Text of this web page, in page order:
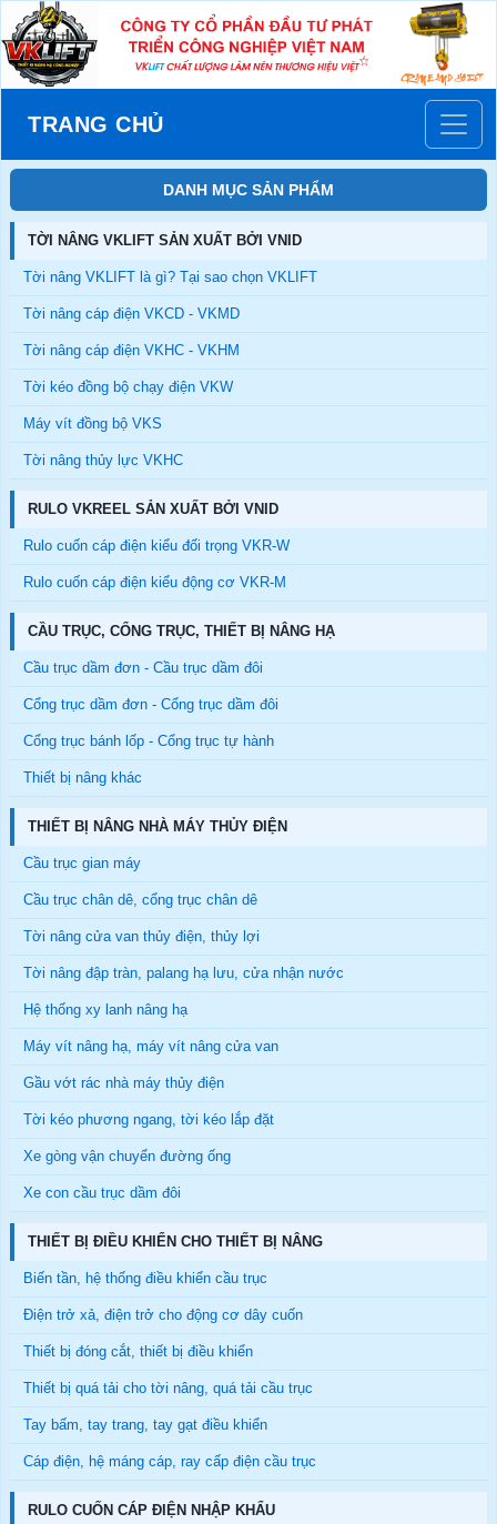
TRANG CHỦ
DANH MỤC SẢN PHẨM
TỜI NÂNG VKLIFT SẢN XUẤT BỞI VNID
Tời nâng VKLIFT là gì? Tại sao chọn VKLIFT
Tời nâng cáp điện VKCD - VKMD
Tời nâng cáp điện VKHC - VKHM
Tời kéo đồng bộ chạy điện VKW
Máy vít đồng bộ VKS
Tời nâng thủy lực VKHC
RULO VKREEL SẢN XUẤT BỞI VNID
Rulo cuốn cáp điện kiểu đối trọng VKR-W
Rulo cuốn cáp điện kiểu động cơ VKR-M
CẦU TRỤC, CỔNG TRỤC, THIẾT BỊ NÂNG HẠ
Cầu trục dầm đơn - Cầu trục dầm đôi
Cổng trục dầm đơn - Cổng trục dầm đôi
Cổng trục bánh lốp - Cổng trục tự hành
Thiết bị nâng khác
THIẾT BỊ NÂNG NHÀ MÁY THỦY ĐIỆN
Cầu trục gian máy
Cầu trục chân dê, cổng trục chân dê
Tời nâng cửa van thủy điện, thủy lợi
Tời nâng đập tràn, palang hạ lưu, cửa nhận nước
Hệ thống xy lanh nâng hạ
Máy vít nâng hạ, máy vít nâng cửa van
Gầu vớt rác nhà máy thủy điện
Tời kéo phương ngang, tời kéo lắp đặt
Xe gòng vận chuyển đường ống
Xe con cầu trục dầm đôi
THIẾT BỊ ĐIỀU KHIỂN CHO THIẾT BỊ NÂNG
Biến tần, hệ thống điều khiển cầu trục
Điện trở xả, điện trở cho động cơ dây cuốn
Thiết bị đóng cắt, thiết bị điều khiển
Thiết bị quá tải cho tời nâng, quá tải cầu trục
Tay bấm, tay trang, tay gạt điều khiển
Cáp điện, hệ máng cáp, ray cấp điện cầu trục
RULO CUỐN CÁP ĐIỆN NHẬP KHẨU